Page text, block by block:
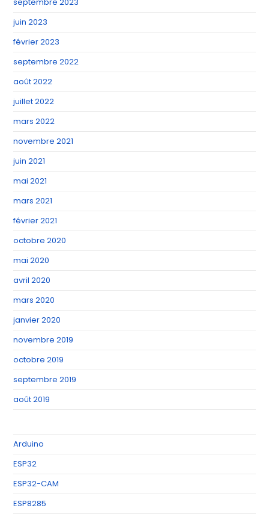
juin 2023
février 2023
septembre 2022
août 2022
juillet 2022
mars 2022
novembre 2021
juin 2021
mai 2021
mars 2021
février 2021
octobre 2020
mai 2020
avril 2020
mars 2020
janvier 2020
novembre 2019
octobre 2019
septembre 2019
août 2019
Arduino
ESP32
ESP32-CAM
ESP8285